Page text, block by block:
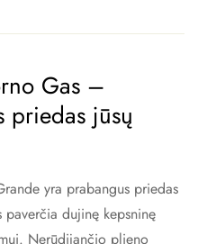
Gas –
priedas jūsų
yra prabangus priedas
dujinę kepsninę
Nerūdijančio plieno